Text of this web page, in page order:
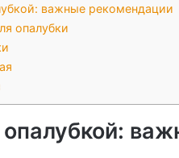
важные рекомендации
опалубки
опалубкой: